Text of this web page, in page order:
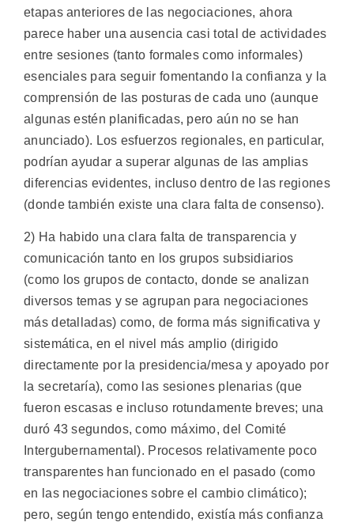
etapas anteriores de las negociaciones, ahora
parece haber una ausencia casi total de actividades
entre sesiones (tanto formales como informales)
esenciales para seguir fomentando la confianza y la
comprensión de las posturas de cada uno (aunque
algunas estén planificadas, pero aún no se han
anunciado). Los esfuerzos regionales, en particular,
podrían ayudar a superar algunas de las amplias
diferencias evidentes, incluso dentro de las regiones
(donde también existe una clara falta de consenso).
2) Ha habido una clara falta de transparencia y
comunicación tanto en los grupos subsidiarios
(como los grupos de contacto, donde se analizan
diversos temas y se agrupan para negociaciones
más detalladas) como, de forma más significativa y
sistemática, en el nivel más amplio (dirigido
directamente por la presidencia/mesa y apoyado por
la secretaría), como las sesiones plenarias (que
fueron escasas e incluso rotundamente breves; una
duró 43 segundos, como máximo, del Comité
Intergubernamental). Procesos relativamente poco
transparentes han funcionado en el pasado (como
en las negociaciones sobre el cambio climático);
pero, según tengo entendido, existía más confianza